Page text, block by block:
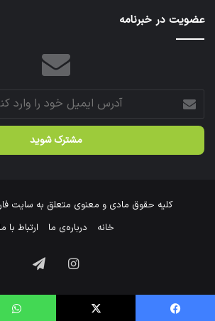
عضویت در خبرنامه
آدرس
ایمیل
خود
وارد
کلیه حقوق مادی و معنوی متعلق به سایت
خانه
درباره‌ی ما ارتباط با ما
اینستاگرام